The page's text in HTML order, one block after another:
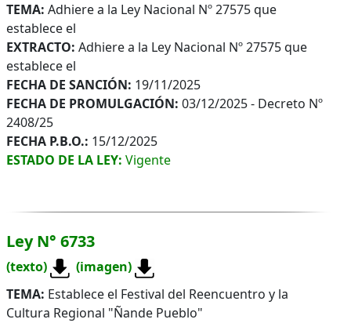
TEMA: Adhiere a la Ley Nacional Nº 27575 que
establece el
EXTRACTO: Adhiere a la Ley Nacional Nº 27575 que
establece el
FECHA DE SANCIÓN: 19/11/2025
FECHA DE PROMULGACIÓN: 03/12/2025 - Decreto Nº
2408/25
FECHA P.B.O.: 15/12/2025
ESTADO DE LA LEY: Vigente
Ley N° 6733
(texto)
(imagen)
TEMA: Establece el Festival del Reencuentro y la
Cultura Regional "Ñande Pueblo"